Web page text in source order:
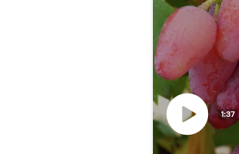
1:37